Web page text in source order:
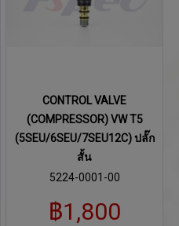
CONTROL VALVE
(COMPRESSOR) VW T5
(5SEU/6SEU/7SEU12C) ปลั๊ก
สั้น
5224-0001-00
฿1,800